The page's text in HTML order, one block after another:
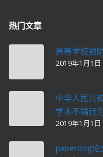
热门文章
高等学校预
2019年1月1日
中华人民共
学术不端行
2019年1月1日
paperdog论